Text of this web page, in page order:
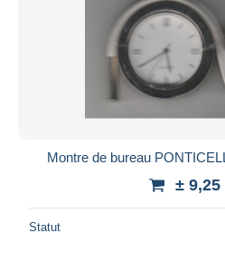
Montre de bureau
± 9,25
Statut